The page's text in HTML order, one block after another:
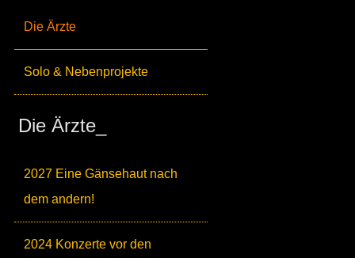
Die Ärzte
Solo & Nebenprojekte
Die Ärzte_
2027 Eine Gänsehaut nach
dem andern!
2024 Konzerte vor den